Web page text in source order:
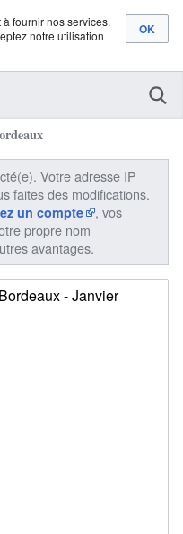
fournir nos services.
notre utilisation
Votre adresse IP
faites des modifications.
un compte
, vos
propre nom
avantages.